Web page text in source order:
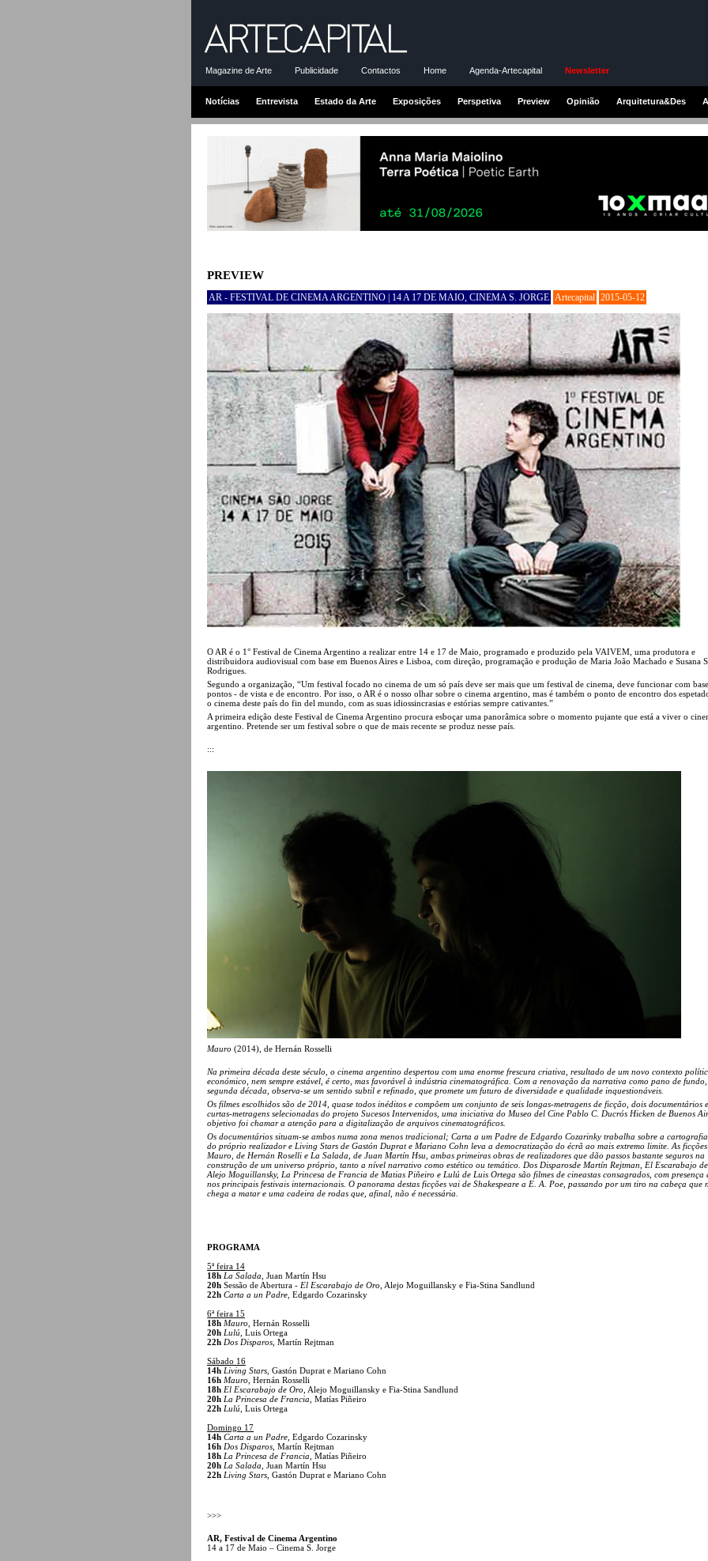
Magazine de Arte Publicidade Contactos Home Agenda-Artecapital Newsletter
Notícias Entrevista Estado da Arte Exposições Perspetiva Preview Opinião Arquitetura&Des
PREVIEW
AR - FESTIVAL DE CINEMA ARGENTINO | 14 A 17 DE MAIO, CINEMA S. JORGE Artecapital 2015-05-12
O AR é o 1° Festival de Cinema Argentino a realizar entre 14 e 17 de Maio, programado e produzido pela VAIVEM, uma produtora e
distribuidora audiovisual com base em Buenos Aires e Lisboa, com direção, programação e produção de Maria João Machado e Susana
Rodrigues.
Segundo a organização, “Um festival focado no cinema de um só país deve ser mais que um festival de cinema, deve funcionar com
pontos - de vista e de encontro. Por isso, o AR é o nosso olhar sobre o cinema argentino, mas é também o ponto de encontro dos
o cinema deste país do fin del mundo, com as suas idiossincrasias e estórias sempre cativantes.”
A primeira edição deste Festival de Cinema Argentino procura esboçar uma panorâmica sobre o momento pujante que está a viver o
argentino. Pretende ser um festival sobre o que de mais recente se produz nesse país.
:::
Mauro (2014), de Hernán Rosselli
Na primeira década deste século, o cinema argentino despertou com uma enorme frescura criativa, resultado de um novo contexto
económico, nem sempre estável, é certo, mas favorável à indústria cinematográfica. Com a renovação da narrativa como pano de fundo,
segunda década, observa-se um sentido subtil e refinado, que promete um futuro de diversidade e qualidade inquestionáveis.
Os filmes escolhidos são de 2014, quase todos inéditos e compõem um conjunto de seis longas-metragens de ficção, dois documentários
curtas-metragens selecionadas do projeto Sucesos Intervenidos, uma iniciativa do Museo del Cine Pablo C. Ducrós Hicken de Buenos
objetivo foi chamar a atenção para a digitalização de arquivos cinematográficos.
Os documentários situam-se ambos numa zona menos tradicional; Carta a um Padre de Edgardo Cozarinky trabalha sobre a
do próprio realizador e Living Stars de Gastón Duprat e Mariano Cohn leva a democratização do écrã ao mais extremo limite. As
Mauro, de Hernán Roselli e La Salada, de Juan Martín Hsu, ambas primeiras obras de realizadores que dão passos bastante seguros na
construção de um universo próprio, tanto a nível narrativo como estético ou temático. Dos Disparosde Martín Rejtman, El Escarabajo
Alejo Moguillansky, La Princesa de Francia de Matias Piñeiro e Lulú de Luis Ortega são filmes de cineastas consagrados, com presença
nos principais festivais internacionais. O panorama destas ficções vai de Shakespeare a E. A. Poe, passando por um tiro na cabeça que
chega a matar e uma cadeira de rodas que, afinal, não é necessária.
PROGRAMA
5ª feira 14
18h La Salada , Juan Martín Hsu
20h Sessão de Abertura - El Escarabajo de Oro , Alejo Moguillansky e Fia-Stina Sandlund
22h Carta a un Padre , Edgardo Cozarinsky
6ª feira 15
18h Mauro , Hernán Rosselli
20h Lulú , Luis Ortega
22h Dos Disparos , Martín Rejtman
Sábado 16
14h Living Stars , Gastón Duprat e Mariano Cohn
16h Mauro , Hernán Rosselli
18h El Escarabajo de Oro , Alejo Moguillansky e Fia-Stina Sandlund
20h La Princesa de Francia , Matías Piñeiro
22h Lulú , Luis Ortega
Domingo 17
14h Carta a un Padre , Edgardo Cozarinsky
16h Dos Disparos , Martín Rejtman
18h La Princesa de Francia , Matías Piñeiro
20h La Salada , Juan Martín Hsu
22h Living Stars , Gastón Duprat e Mariano Cohn
>>>
AR, Festival de Cinema Argentino
14 a 17 de Maio – Cinema S. Jorge